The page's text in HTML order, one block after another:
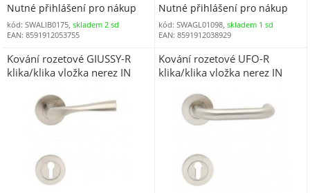
Nutné přihlášení pro nákup
kód: SWALIB0175, skladem 2 sd
EAN: 8591912053755
Nutné přihlášení pro nákup
kód: SWAGL01098,skladem 1 sd
EAN: 8591912038929
Kování rozetové GIUSSY-R
klika/klika vložka nerez IN
Kování rozetové UFO-R
klika/klika vložka nerez IN